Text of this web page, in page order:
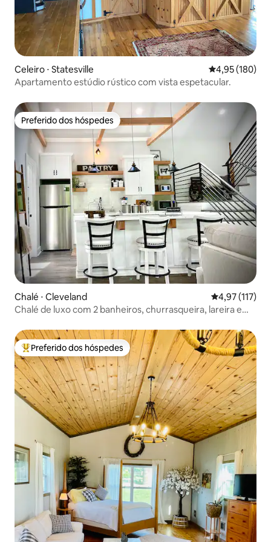
Celeiro ⋅ Statesville 4,95 de uma
4,95 (180)
Apartamento estúdio rústico com vista espetacular.
Preferido dos hóspedes
Preferido dos hóspedes
Chalé ⋅ Cleveland 4,97 de uma
4,97 (117)
Chalé de luxo com 2 banheiros, churrasqueira, lareira e
Entre os melhores preferidos dos hóspedes
Preferido dos hóspedes